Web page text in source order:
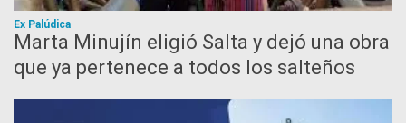
Ex Palúdica
Marta Minujín eligió Salta y dejó una obra
que ya pertenece a todos los salteños